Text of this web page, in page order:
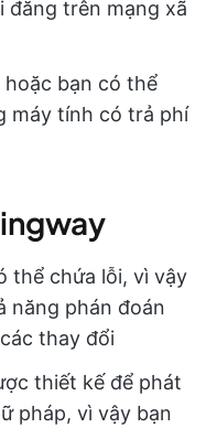
đăng trên mạng xã
hoặc bạn có thể
máy tính có trả phí
thể chứa lỗi, vì vậy
năng phán đoán
thay đổi
thiết kế để phát
pháp, vì vậy bạn